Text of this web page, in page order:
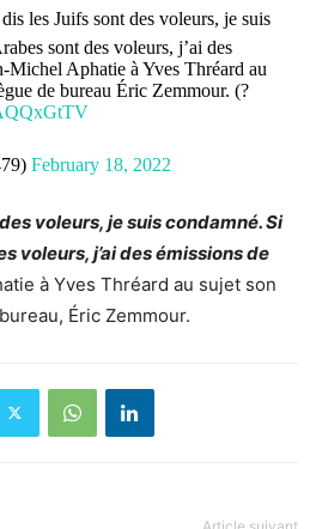
les Juifs sont des voleurs, je suis
sont des voleurs, j’ai des
Michel Aphatie à Yves Thréard au
de bureau Éric Zemmour. (?
February 18, 2022
voleurs, je suis condamné. Si
voleurs, j’ai des émissions de
à Yves Thréard au sujet son
Éric Zemmour.